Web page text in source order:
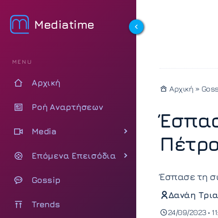
Mediatime
MENU
Αρχική
Ροή Αναρτήσεων
Media
Επόμενα Επεισόδια
Gossip
Trends
Αρχική »
Έσπασε τη
Δανάη
24/09/2023 •